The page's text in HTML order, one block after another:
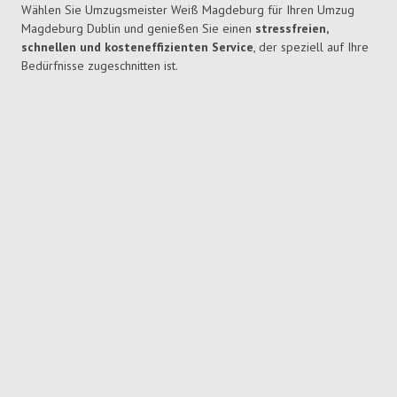
Wählen Sie Umzugsmeister Weiß Magdeburg für Ihren Umzug
Magdeburg Dublin und genießen Sie einen stressfreien,
schnellen und kosteneffizienten Service, der speziell auf Ihre
Bedürfnisse zugeschnitten ist.